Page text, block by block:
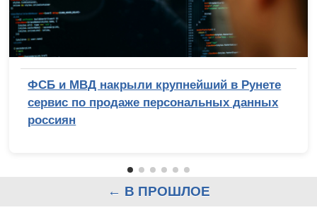
ФСБ и МВД накрыли крупнейший в Рунете
сервис по продаже персональных данных
россиян
← В ПРОШЛОЕ